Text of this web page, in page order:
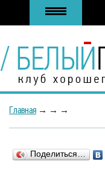
Главная → → →
Поделиться…